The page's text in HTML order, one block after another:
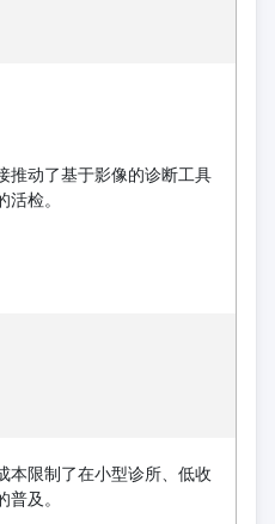
推动了基于影像的诊断工具
检。
本限制了在小型诊所、低收
及。